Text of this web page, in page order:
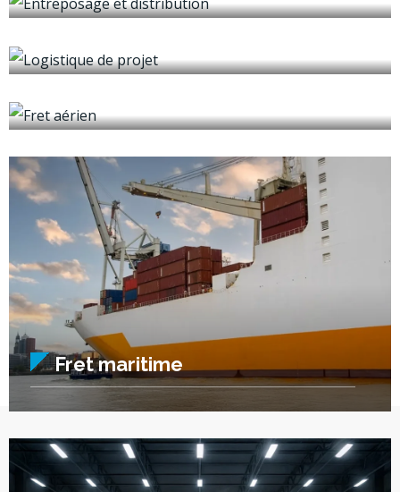
Fret aérien
Fret maritime